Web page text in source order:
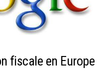
fiscale en Europe